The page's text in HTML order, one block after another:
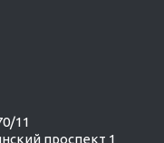
11
проспект 1